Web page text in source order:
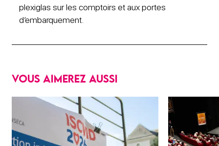
plexiglas sur les comptoirs et aux portes
d’embarquement.
Vous aimerez aussi